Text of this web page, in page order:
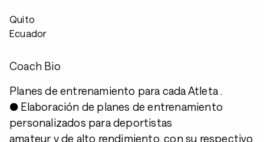
Quito
Ecuador
Coach Bio
Planes de entrenamiento para cada Atleta .
● Elaboración de planes de entrenamiento
personalizados para deportistas
amateur y de alto rendimiento, con su respectivo